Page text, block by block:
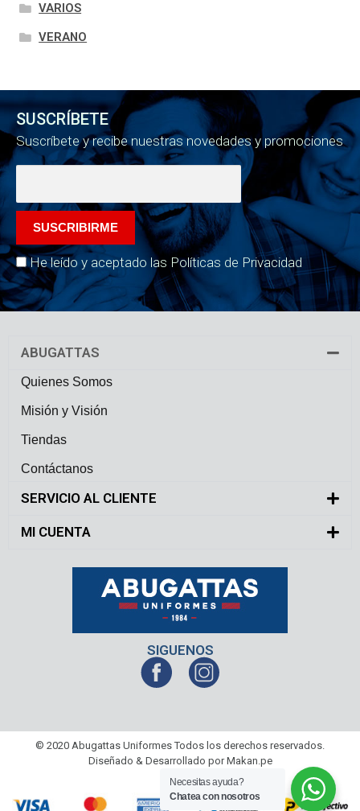
VARIOS
VERANO
SUSCRÍBETE
Suscríbete y recibe nuestras novedades y promociones
He leído y aceptado las Políticas de Privacidad
ABUGATTAS
Quienes Somos
Misión y Visión
Tiendas
Contáctanos
SERVICIO AL CLIENTE
MI CUENTA
SIGUENOS
© 2020 Abugattas Uniformes Todos los derechos reservados.
Diseñado & Desarrollado por Makan.pe
Necesitas ayuda?
Chatea con nosotros